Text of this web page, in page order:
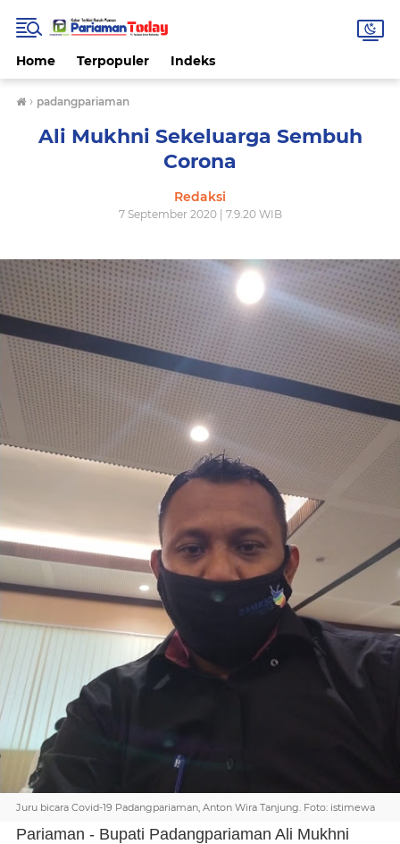
Home Terpopuler Indeks
› padangpariaman
Ali Mukhni Sekeluarga Sembuh
Corona
Redaksi
7 September 2020 | 7.9.20 WIB
Juru bicara Covid-19 Padangpariaman, Anton Wira Tanjung. Foto: istimewa
Pariaman - Bupati Padangpariaman Ali Mukhni